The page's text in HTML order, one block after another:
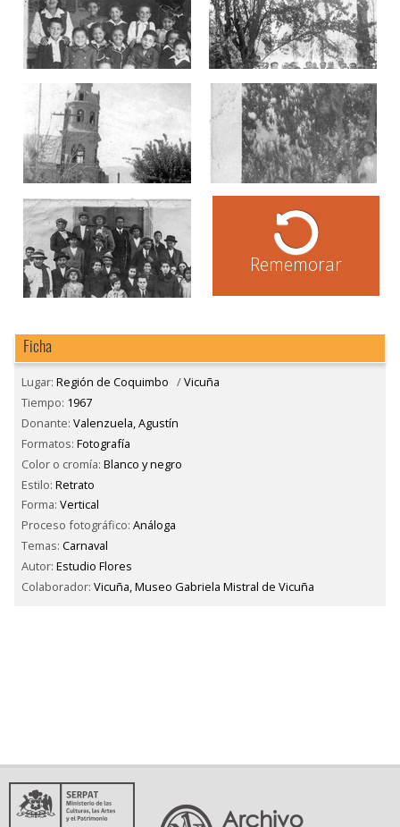
Rememorar
Ficha
Lugar: Región de Coquimbo /Vicuña
Tiempo: 1967
Donante: Valenzuela, Agustín
Formatos: Fotografía
Color o cromía: Blanco y negro
Estilo: Retrato
Forma: Vertical
Proceso fotográfico: Análoga
Temas: Carnaval
Autor: Estudio Flores
Colaborador: Vicuña, Museo Gabriela Mistral de Vicuña